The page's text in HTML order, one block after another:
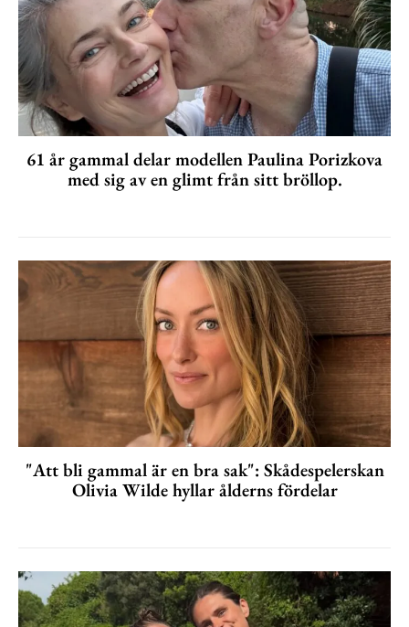
61 år gammal delar modellen Paulina Porizkova
med sig av en glimt från sitt bröllop.
"Att bli gammal är en bra sak": Skådespelerskan
Olivia Wilde hyllar ålderns fördelar